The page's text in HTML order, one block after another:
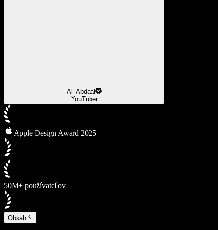
Ali Abdaal
YouTuber
Apple Design Award 2025
50M+ používateľov
Obsah